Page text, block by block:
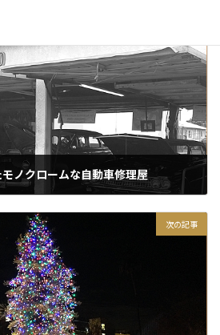
ノクロームな自動車修理屋
次の記事